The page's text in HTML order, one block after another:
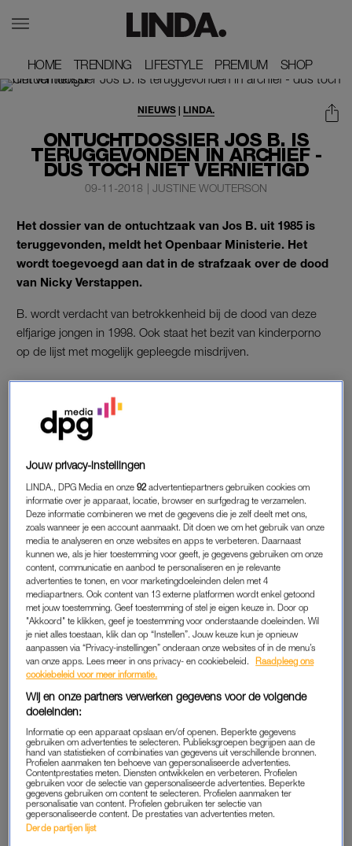
HOME
HOME TRENDING
TRENDING LIFESTYLE
LIFESTYLE PREMIUM
PREMIUM SHOP
SHOP
ONTUCHTDOSSIER JOS B. IS
TERUGGEVONDEN IN ARCHIEF -
DUS TOCH NIET VERNIETIGD
NIEUWS | LINDA.
09-11-2018 | JUSTINE WOUTERSON
Het dossier van de ontuchtzaak van Jos B. uit 1985 is
teruggevonden, meldt het Openbaar Ministerie. Het
wordt toegevoegd aan dat in de strafzaak over de dood
van Nicky Verstappen.
B. wordt verdacht van betrokkenheid bij de dood van deze
elfjarige jongen in 1998. Ook staat het bezit van kinderporno
op de lijst met mogelijk gepleegde misdrijven.
TÓCH NIET VERNIETIGD
In het teruggevonden dossier gaat het om twee zaken van
ontucht met een minderjarige, uit 1984 en 1985. De ontucht
werd destijds voorwaardelijk geseponeerd en er werd gedacht
dat het onderliggende dossier was vernietigd. De informatie
werd teruggevonden in een archiefbewaarplaats in Zwolle.
ALLE OMSTANDIGHEDEN HELDER
“Dit oude dossier wordt toegevoegd aan het dossier in de
huidige strafzaak, omdat het voor de beoordeling van de
verdenking in de huidige strafzaak van belang is om van alle
omstandigheden rondom de verdachte kennis te nemen”,
meldt het OM. Verdere mededelingen worden niet gedaan. Op
12 december is de eerste, niet-inhoudelijke zitting bij de
KLOPJACHT
De elfjarige Nicky Verstappen werd in 1998 dood gevonden op
de Brunsummerheide in Limburg, waar hij op zomerkamp
was. B. kwam in beeld naeen DNA-match, maar hij bleek
spoorloos. Na eeninternationale klopjachtwerd hij 26
augustus aangehouden in een afgelegen gebied in Spanje, op
Jouw privacy-instellingen
LINDA., DPG Media en onze92 advertentiepartners gebruiken cookies om
informatie over je apparaat, locatie, browser en surfgedrag te verzamelen.
Deze informatie combineren we met de gegevens die je zelf deelt met ons,
zoals wanneer je een account aanmaakt. Dit doen we om het gebruik van onze
media te analyseren en onze websites en apps te verbeteren. Daarnaast
kunnen we, als je hier toestemming voor geeft, je gegevens gebruiken om onze
content, communicatie en aanbod te personaliseren en je relevante
advertenties te tonen, en voor marketingdoeleinden delen met 4
mediapartners. Ook content van 13 externe platformen wordt enkel getoond
met jouw toestemming. Geef toestemming of stel je eigen keuze in. Door op
"Akkoord" te klikken, geef je toestemming voor onderstaande doeleinden. Wil
je niet alles toestaan, klik dan op “Instellen”. Jouw keuze kun je opnieuw
aanpassen via “Privacy-instellingen” onderaan onze websites of in de menu’s
van onze apps. Lees meer in ons privacy- en cookiebeleid.
Raadpleeg ons
cookiebeleid voor meer informatie.
Wij en onze partners verwerken gegevens voor de volgende
doeleinden:
Informatie op een apparaat opslaan en/of openen. Beperkte gegevens
gebruiken om advertenties te selecteren. Publieksgroepen begrijpen aan de
hand van statistieken of combinaties van gegevens uit verschillende bronnen.
Profielen aanmaken ten behoeve van gepersonaliseerde advertenties.
Contentprestaties meten. Diensten ontwikkelen en verbeteren. Profielen
gebruiken voor de selectie van gepersonaliseerde advertenties. Beperkte
gegevens gebruiken om content te selecteren. Profielen aanmaken ter
personalisatie van content. Profielen gebruiken ter selectie van
gepersonaliseerde content. De prestaties van advertenties meten.
Derde partijen lijst